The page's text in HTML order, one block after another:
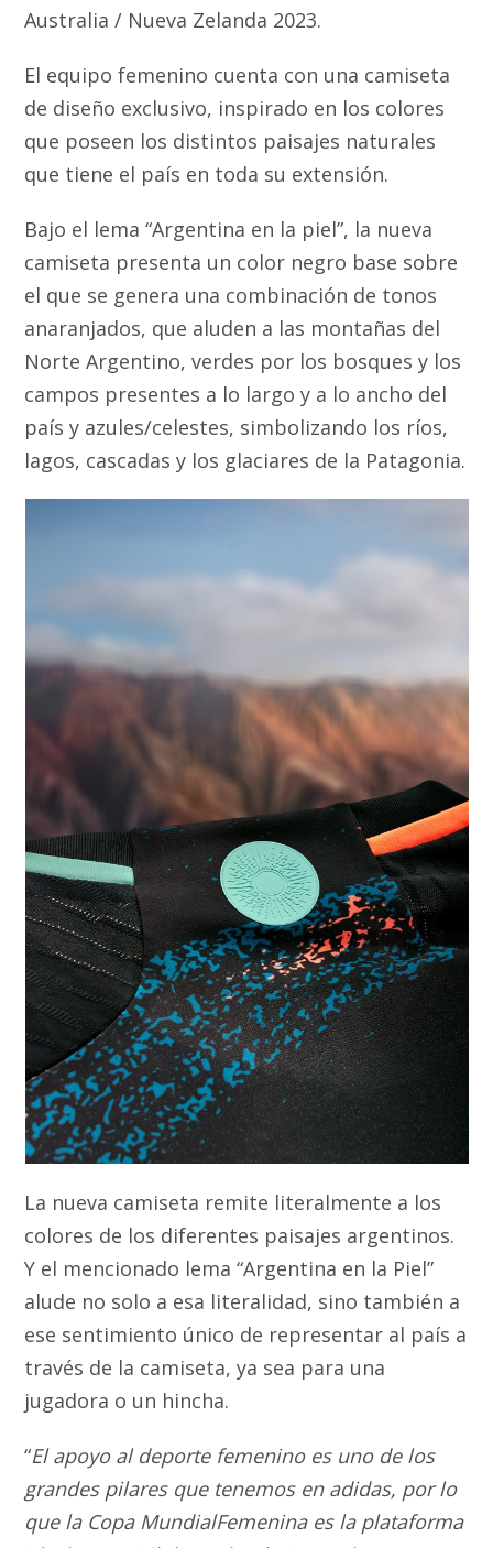
Australia / Nueva Zelanda 2023.
El equipo femenino cuenta con una camiseta
de diseño exclusivo, inspirado en los colores
que poseen los distintos paisajes naturales
que tiene el país en toda su extensión.
Bajo el lema “Argentina en la piel”, la nueva
camiseta presenta un color negro base sobre
el que se genera una combinación de tonos
anaranjados, que aluden a las montañas del
Norte Argentino, verdes por los bosques y los
campos presentes a lo largo y a lo ancho del
país y azules/celestes, simbolizando los ríos,
lagos, cascadas y los glaciares de la Patagonia.
La nueva camiseta remite literalmente a los
colores de los diferentes paisajes argentinos.
Y el mencionado lema “Argentina en la Piel”
alude no solo a esa literalidad, sino también a
ese sentimiento único de representar al país a
través de la camiseta, ya sea para una
jugadora o un hincha.
“El apoyo al deporte femenino es uno de los
grandes pilares que tenemos en adidas, por lo
que la Copa MundialFemenina es la plataforma